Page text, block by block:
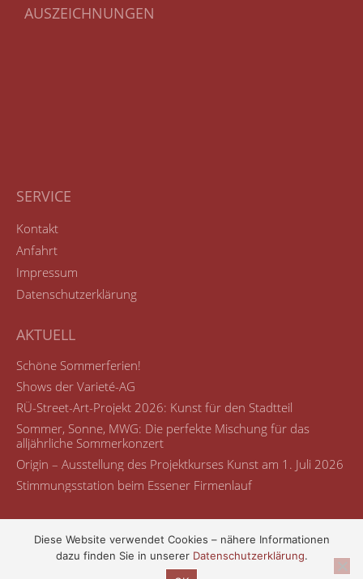
AUSZEICHNUNGEN
SERVICE
Kontakt
Anfahrt
Impressum
Datenschutzerklärung
AKTUELL
Schöne Sommerferien!
Shows der Varieté-AG
RÜ-Street-Art-Projekt 2026: Kunst für den Stadtteil
Sommer, Sonne, MWG: Die perfekte Mischung für das
alljährliche Sommerkonzert
Origin – Ausstellung des Projektkurses Kunst am 1. Juli 2026
Stimmungsstation beim Essener Firmenlauf
© Maria-Wächtler-Gymnasium
Diese Website verwendet Cookies – nähere Informationen
dazu finden Sie in unserer Datenschutzerklärung.